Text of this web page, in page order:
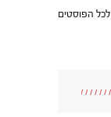
לכל הפוסטים